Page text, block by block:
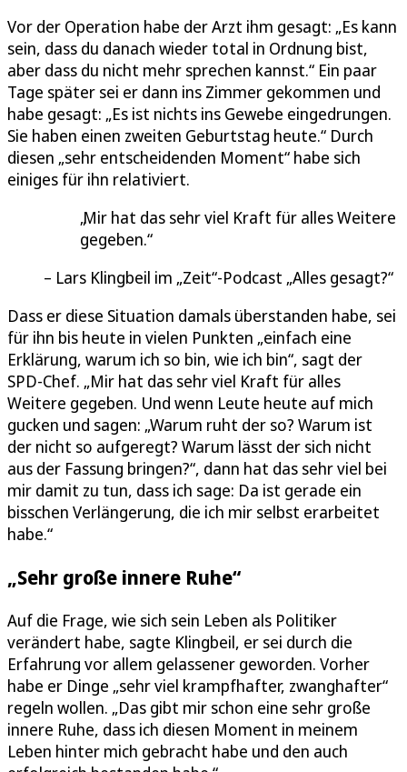
Vor der Operation habe der Arzt ihm gesagt: „Es kann
sein, dass du danach wieder total in Ordnung bist,
aber dass du nicht mehr sprechen kannst.“ Ein paar
Tage später sei er dann ins Zimmer gekommen und
habe gesagt: „Es ist nichts ins Gewebe eingedrungen.
Sie haben einen zweiten Geburtstag heute.“ Durch
diesen „sehr entscheidenden Moment“ habe sich
einiges für ihn relativiert.
Mir hat das sehr viel Kraft für alles Weitere
gegeben.
Lars Klingbeil im „Zeit“-Podcast „Alles gesagt?“
Dass er diese Situation damals überstanden habe, sei
für ihn bis heute in vielen Punkten „einfach eine
Erklärung, warum ich so bin, wie ich bin“, sagt der
SPD-Chef. „Mir hat das sehr viel Kraft für alles
Weitere gegeben. Und wenn Leute heute auf mich
gucken und sagen: „Warum ruht der so? Warum ist
der nicht so aufgeregt? Warum lässt der sich nicht
aus der Fassung bringen?“, dann hat das sehr viel bei
mir damit zu tun, dass ich sage: Da ist gerade ein
bisschen Verlängerung, die ich mir selbst erarbeitet
habe.“
„Sehr große innere Ruhe“
Auf die Frage, wie sich sein Leben als Politiker
verändert habe, sagte Klingbeil, er sei durch die
Erfahrung vor allem gelassener geworden. Vorher
habe er Dinge „sehr viel krampfhafter, zwanghafter“
regeln wollen. „Das gibt mir schon eine sehr große
innere Ruhe, dass ich diesen Moment in meinem
Leben hinter mich gebracht habe und den auch